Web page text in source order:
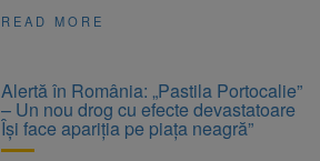
READ MORE
Alertă în România: „Pastila Portocalie”
– Un nou drog cu efecte devastatoare
Își face apariția pe piața neagră”